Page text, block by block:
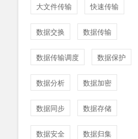
大文件传输 快速传输
数据交换 数据传输
数据传输调度 数据保护
数据分析 数据加密
数据同步 数据存储
数据安全 数据归集